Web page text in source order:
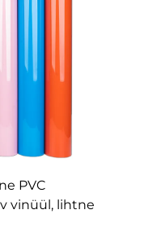
PVC
vinüül, lihtne